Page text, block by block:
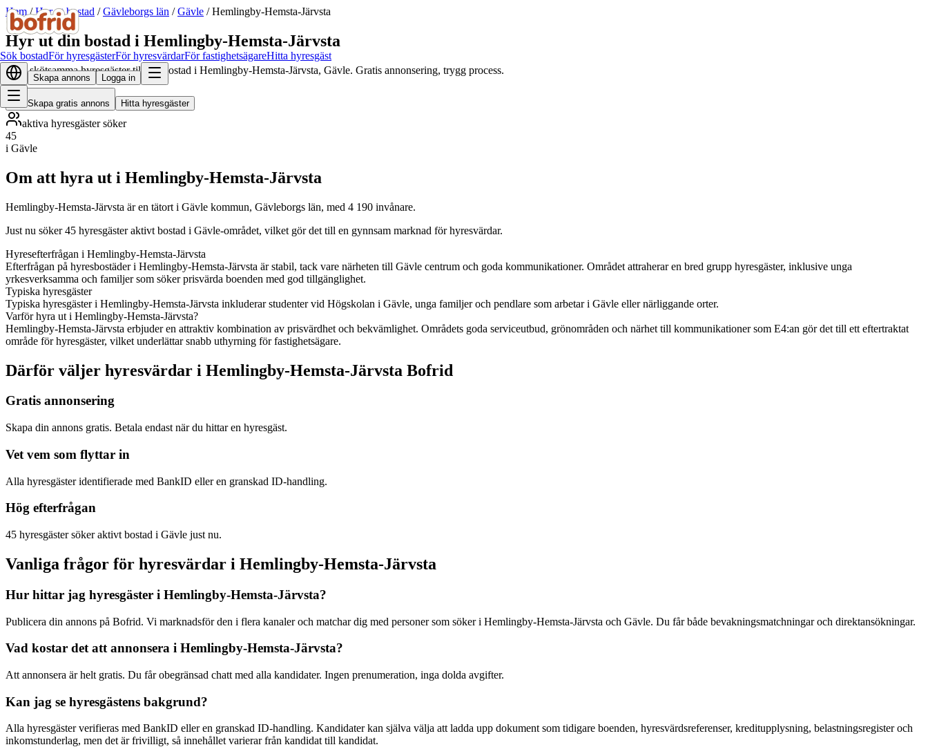
Sök bostadFör hyresgästerFör hyresvärdarFör fastighetsägareHitta hyresgäst
Skapa annons Logga in
Hem/Hyr ut bostad /Gävleborgs län /Gävle /Hemlingby-Hemsta-Järvsta
Hyr ut din bostad i Hemlingby-Hemsta-Järvsta
Hitta skötsamma hyresgäster till din bostad i Hemlingby-Hemsta-Järvsta, Gävle. Gratis annonsering, trygg process.
Skapa gratis annons Hitta hyresgäster
aktiva hyresgäster söker
45
i Gävle
Om att hyra ut i Hemlingby-Hemsta-Järvsta
Hemlingby-Hemsta-Järvsta är en tätort i Gävle kommun, Gävleborgs län, med 4 190 invånare.
Just nu söker 45 hyresgäster aktivt bostad i Gävle-området, vilket gör det till en gynnsam marknad för hyresvärdar.
Hyresefterfrågan i Hemlingby-Hemsta-Järvsta
Efterfrågan på hyresbostäder i Hemlingby-Hemsta-Järvsta är stabil, tack vare närheten till Gävle centrum och goda kommunikationer. Området attraherar en bred grupp hyresgäster, inklusive unga
yrkesverksamma och familjer som söker prisvärda boenden med god tillgänglighet.
Typiska hyresgäster
Typiska hyresgäster i Hemlingby-Hemsta-Järvsta inkluderar studenter vid Högskolan i Gävle, unga familjer och pendlare som arbetar i Gävle eller närliggande orter.
Varför hyra ut i Hemlingby-Hemsta-Järvsta?
Hemlingby-Hemsta-Järvsta erbjuder en attraktiv kombination av prisvärdhet och bekvämlighet. Områdets goda serviceutbud, grönområden och närhet till kommunikationer som E4:an gör det till ett eftertraktat
område för hyresgäster, vilket underlättar snabb uthyrning för fastighetsägare.
Därför väljer hyresvärdar i Hemlingby-Hemsta-Järvsta Bofrid
Gratis annonsering
Skapa din annons gratis. Betala endast när du hittar en hyresgäst.
Vet vem som flyttar in
Alla hyresgäster identifierade med BankID eller en granskad ID-handling.
Hög efterfrågan
45 hyresgäster söker aktivt bostad i Gävle just nu.
Vanliga frågor för hyresvärdar i Hemlingby-Hemsta-Järvsta
Hur hittar jag hyresgäster i Hemlingby-Hemsta-Järvsta?
Publicera din annons på Bofrid. Vi marknadsför den i flera kanaler och matchar dig med personer som söker i Hemlingby-Hemsta-Järvsta och Gävle. Du får både bevakningsmatchningar och direktansökningar.
Vad kostar det att annonsera i Hemlingby-Hemsta-Järvsta?
Att annonsera är helt gratis. Du får obegränsad chatt med alla kandidater. Ingen prenumeration, inga dolda avgifter.
Kan jag se hyresgästens bakgrund?
Alla hyresgäster verifieras med BankID eller en granskad ID-handling. Kandidater kan själva välja att ladda upp dokument som tidigare boenden, hyresvärdsreferenser, kreditupplysning, belastningsregister och
inkomstunderlag, men det är frivilligt, så innehållet varierar från kandidat till kandidat.